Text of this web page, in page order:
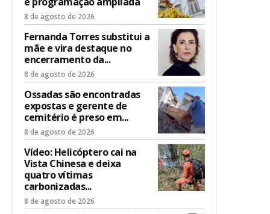
8 de agosto de 2026
Fernanda Torres substitui a
mãe e vira destaque no
encerramento da...
8 de agosto de 2026
Ossadas são encontradas
expostas e gerente de
cemitério é preso em...
8 de agosto de 2026
Vídeo: Helicóptero cai na
Vista Chinesa e deixa
quatro vítimas
carbonizadas...
8 de agosto de 2026